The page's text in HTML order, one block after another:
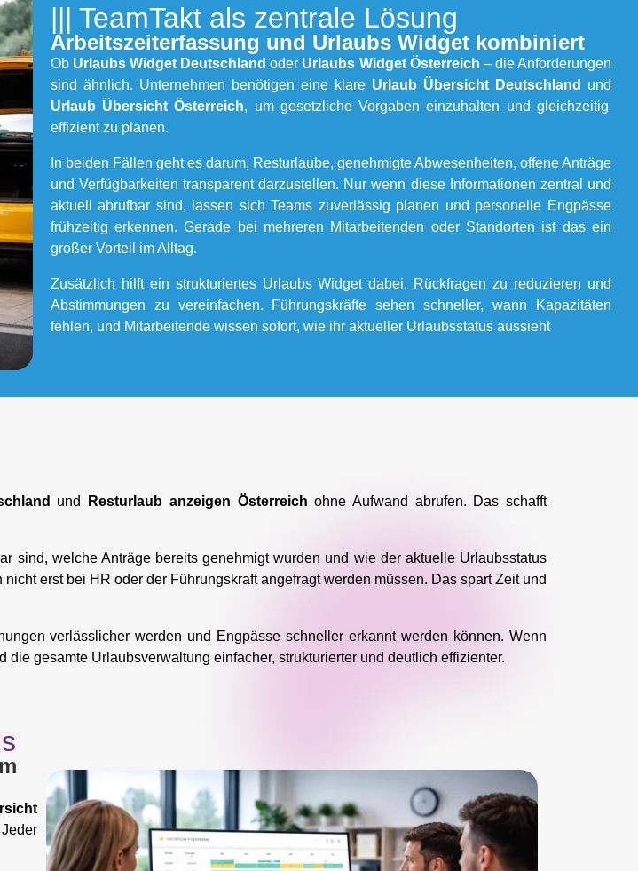
||| TeamTakt als zentrale Lösung
Arbeitszeiterfassung und Urlaubs Widget kombiniert
Ob Urlaubs Widget Deutschland oder Urlaubs Widget Österreich – die Anforderungen
sind ähnlich. Unternehmen benötigen eine klare Urlaub Übersicht Deutschland
und
Urlaub Übersicht Österreich, um gesetzliche Vorgaben einzuhalten und gleichzeitig
effizient zu planen.
In beiden Fällen geht es darum, Resturlaube, genehmigte Abwesenheiten, offene Anträge
und Verfügbarkeiten transparent darzustellen. Nur wenn diese Informationen zentral und
aktuell abrufbar sind, lassen sich Teams zuverlässig planen und personelle Engpässe
frühzeitig erkennen. Gerade bei mehreren Mitarbeitenden oder Standorten ist das ein
großer Vorteil im Alltag.
Zusätzlich hilft ein strukturiertes Urlaubs Widget dabei, Rückfragen zu reduzieren und
Abstimmungen zu vereinfachen. Führungskräfte sehen schneller, wann Kapazitäten
fehlen, und Mitarbeitende wissen sofort, wie ihr aktueller Urlaubsstatus aussieht
und Resturlaub anzeigen Österreich ohne Aufwand abrufen. Das schafft
sind, welche Anträge bereits genehmigt wurden und wie der aktuelle Urlaubsstatus
erst bei HR oder der Führungskraft angefragt werden müssen. Das spart Zeit und
verlässlicher werden und Engpässe schneller erkannt werden können. Wenn
gesamte Urlaubsverwaltung einfacher, strukturierter und deutlich effizienter.